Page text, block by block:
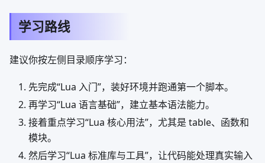
学习路线
建议你按左侧目录顺序学习：
先完成“Lua 入门”，装好环境并跑通第一个脚本。
再学习“Lua 语言基础”，建立基本语法能力。
接着重点学习“Lua 核心用法”，尤其是 table、函数和
模块。
然后学习“Lua 标准库与工具”，让代码能处理真实输入